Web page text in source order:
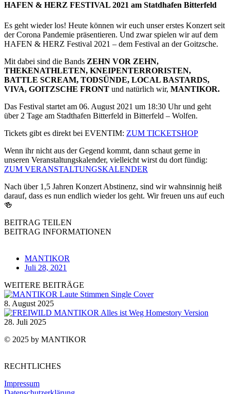
HAFEN & HERZ FESTIVAL 2021 am Statdhafen Bitterfeld
Es geht wieder los! Heute können wir euch unser erstes Konzert seit
der Corona Pandemie präsentieren. Und zwar spielen wir auf dem
HAFEN & HERZ Festival 2021 – dem Festival an der Goitzsche.
Mit dabei sind die Bands ZEHN VOR ZEHN,
THEKENATHLETEN, KNEIPENTERRORISTEN,
BATTLE SCREAM, TODSÜNDE, LOCAL BASTARDS,
VIVA, GOITZSCHE FRONT und natürlich wir, MANTIKOR.
Das Festival startet am 06. August 2021 um 18:30 Uhr und geht
über 2 Tage am Stadthafen Bitterfeld in Bitterfeld – Wolfen.
Tickets gibt es direkt bei EVENTIM: ZUM TICKETSHOP
Wenn ihr nicht aus der Gegend kommt, dann schaut gerne in
unseren Veranstaltungskalender, vielleicht wirst du dort fündig:
ZUM VERANSTALTUNGSKALENDER
Nach über 1,5 Jahren Konzert Abstinenz, sind wir wahnsinnig heiß
darauf, dass es nun endlich wieder los geht. Wir freuen uns auf euch
🍻
BEITRAG TEILEN
BEITRAG INFORMATIONEN
MANTIKOR
Juli 28, 2021
WEITERE BEITRÄGE
8. August 2025
28. Juli 2025
© 2025 by MANTIKOR
RECHTLICHES
Impressum